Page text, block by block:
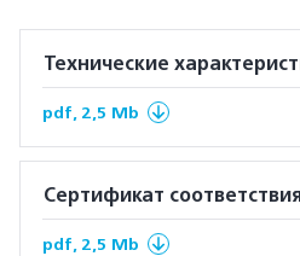
Технические
pdf, 2,5 Mb
Сертификат
pdf, 2,5 Mb